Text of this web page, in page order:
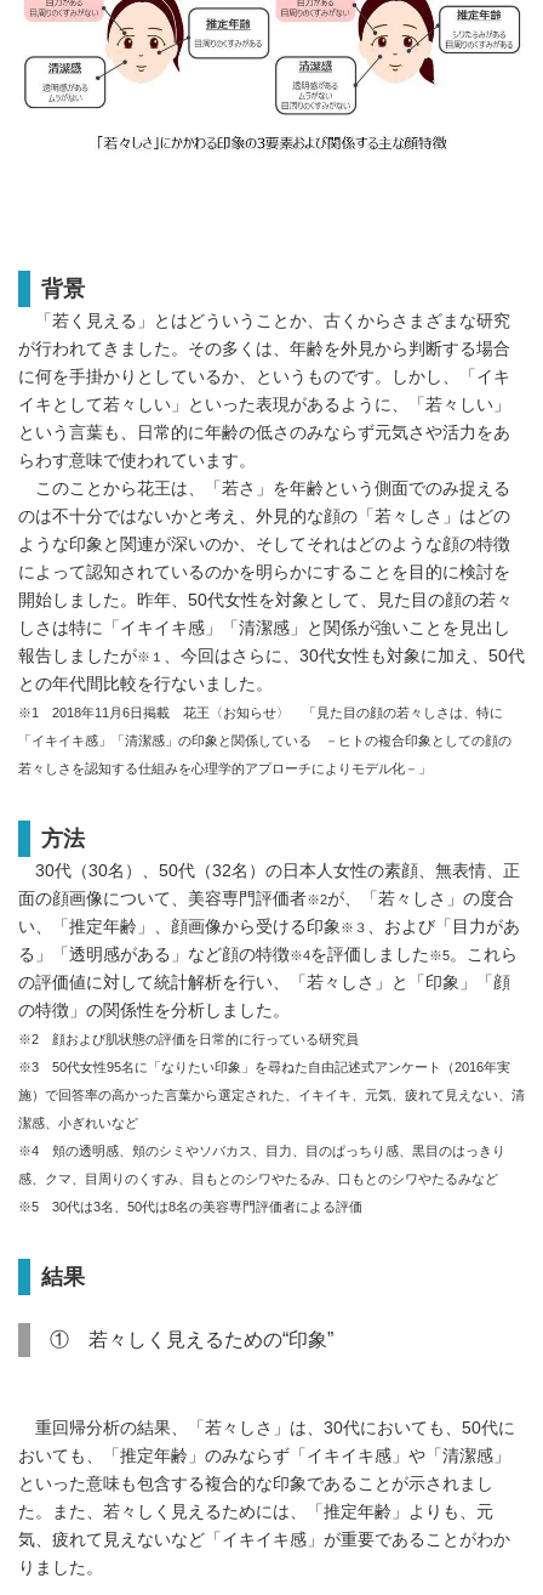
背景
「若く見える」とはどういうことか、古くからさまざまな研究
が行われてきました。その多くは、年齢を外見から判断する場合
に何を手掛かりとしているか、というものです。しかし、「イキ
イキとして若々しい」といった表現があるように、「若々しい」
という言葉も、日常的に年齢の低さのみならず元気さや活力をあ
らわす意味で使われています。
このことから花王は、「若さ」を年齢という側面でのみ捉える
のは不十分ではないかと考え、外見的な顔の「若々しさ」はどの
ような印象と関連が深いのか、そしてそれはどのような顔の特徴
によって認知されているのかを明らかにすることを目的に検討を
開始しました。昨年、50代女性を対象として、見た目の顔の若々
しさは特に「イキイキ感」「清潔感」と関係が強いことを見出し
報告しましたが※１ 、今回はさらに、30代女性も対象に加え、50代
との年代間比較を行ないました。
※1 2018年11月6日掲載 花王〈お知らせ〉 「見た目の顔の若々しさは、特に
「イキイキ感」「清潔感」の印象と関係している －ヒトの複合印象としての顔の
若々しさを認知する仕組みを心理学的アプローチによりモデル化－」
方法
30代（30名）、50代（32名）の日本人女性の素顔、無表情、正
面の顔画像について、美容専門評価者※2が、「若々しさ」の度合
い、「推定年齢」、顔画像から受ける印象※３ 、および「目力があ
る」「透明感がある」など顔の特徴※4を評価しました ※5。これら
の評価値に対して統計解析を行い、「若々しさ」と「印象」「顔
の特徴」の関係性を分析しました。
※2 顔および肌状態の評価を日常的に行っている研究員
※3 50代女性95名に「なりたい印象」を尋ねた自由記述式アンケート（2016年実
施）で回答率の高かった言葉から選定された、イキイキ、元気、疲れて見えない、清
潔感、小ぎれいなど
※4 頬の透明感、頬のシミやソバカス、目力、目のぱっちり感、黒目のはっきり
感、クマ、目周りのくすみ、目もとのシワやたるみ、口もとのシワやたるみなど
※5 30代は3名、50代は8名の美容専門評価者による評価
結果
① 若々しく見えるための“印象”
重回帰分析の結果、「若々しさ」は、30代においても、50代に
おいても、「推定年齢」のみならず「イキイキ感」や「清潔感」
といった意味も包含する複合的な印象であることが示されまし
た。また、若々しく見えるためには、「推定年齢」よりも、元
気、疲れて見えないなど「イキイキ感」が重要であることがわか
りました。